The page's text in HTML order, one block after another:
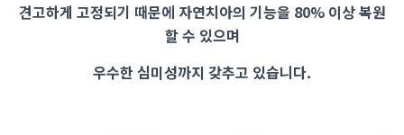
견고하게 고정되기 때문에 자연치아의 기능을 80% 이상 복원
할 수 있으며
우수한 심미성까지 갖추고 있습니다.